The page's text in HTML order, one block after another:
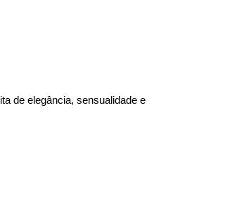
de elegância, sensualidade e